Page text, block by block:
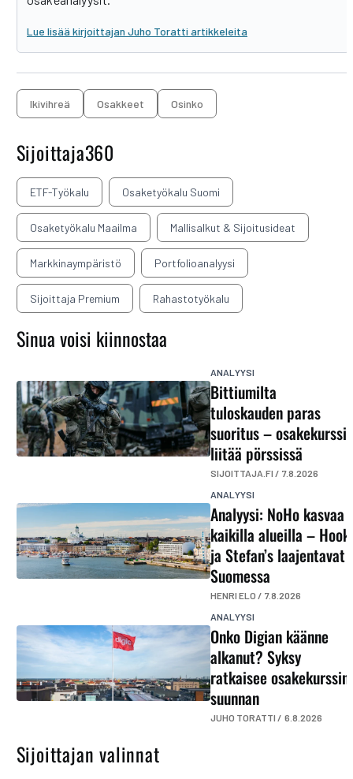
Lue lisää kirjoittajan Juho Toratti artikkeleita
ikivihreä osakkeet osinko
Sijoittaja360
ETF-Työkalu Osaketyökalu Suomi
Osaketyökalu Maailma Mallisalkut & Sijoitusideat
Markkinaympäristö Portfolioanalyysi
Sijoittaja Premium Rahastotyökalu
Sinua voisi kiinnostaa
ANALYYSI
Bittiumilta
tuloskauden paras
suoritus – osakekurssi
liitää pörssissä
SIJOITTAJA.FI / 7.8.2026
ANALYYSI
Analyysi: NoHo kasvaa
kaikilla alueilla – Hook
ja Stefan’s laajentavat
Suomessa
HENRI ELO / 7.8.2026
ANALYYSI
Onko Digian käänne
alkanut? Syksy
ratkaisee osakekurssin
suunnan
JUHO TORATTI / 6.8.2026
Sijoittajan valinnat